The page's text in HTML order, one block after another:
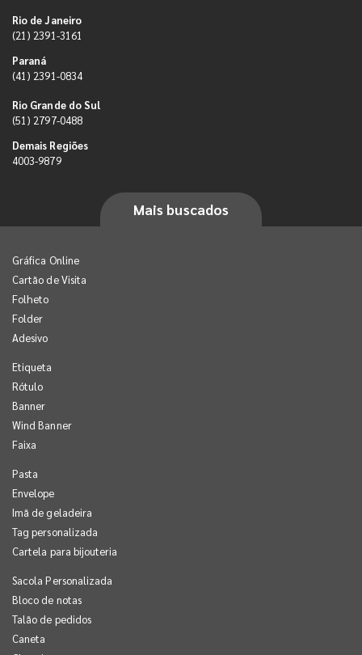
Rio de Janeiro
(21) 2391-3161
Paraná
(41) 2391-0834
Rio Grande do Sul
(51) 2797-0488
Demais Regiões
4003-9879
Mais buscados
Gráfica Online
Cartão de Visita
Folheto
Folder
Adesivo
Etiqueta
Rótulo
Banner
Wind Banner
Faixa
Pasta
Envelope
Imã de geladeira
Tag personalizada
Cartela para bijouteria
Sacola Personalizada
Bloco de notas
Talão de pedidos
Caneta